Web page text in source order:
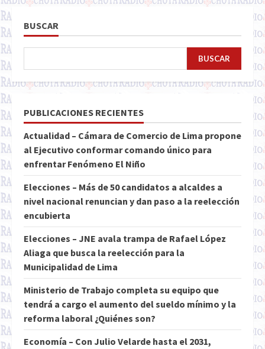
BUSCAR
BUSCAR
PUBLICACIONES RECIENTES
Actualidad – Cámara de Comercio de Lima propone
al Ejecutivo conformar comando único para
enfrentar Fenómeno El Niño
Elecciones – Más de 50 candidatos a alcaldes a
nivel nacional renuncian y dan paso a la reelección
encubierta
Elecciones – JNE avala trampa de Rafael López
Aliaga que busca la reelección para la
Municipalidad de Lima
Ministerio de Trabajo completa su equipo que
tendrá a cargo el aumento del sueldo mínimo y la
reforma laboral ¿Quiénes son?
Economía – Con Julio Velarde hasta el 2031,